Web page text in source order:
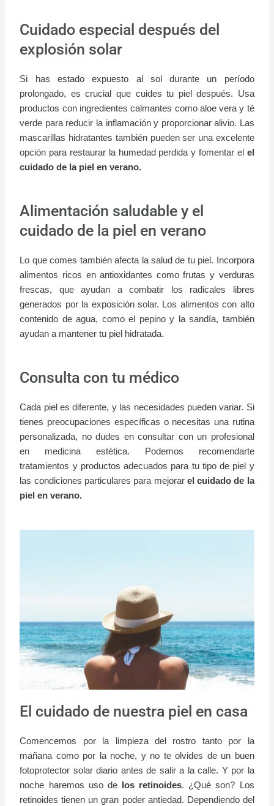
Cuidado especial después del
explosión solar
Si has estado expuesto al sol durante un período
prolongado, es crucial que cuides tu piel después. Usa
productos con ingredientes calmantes como aloe vera y té
verde para reducir la inflamación y proporcionar alivio. Las
mascarillas hidratantes también pueden ser una excelente
opción para restaurar la humedad perdida y fomentar el el
cuidado de la piel en verano.
Alimentación saludable y el
cuidado de la piel en verano
Lo que comes también afecta la salud de tu piel. Incorpora
alimentos ricos en antioxidantes como frutas y verduras
frescas, que ayudan a combatir los radicales libres
generados por la exposición solar. Los alimentos con alto
contenido de agua, como el pepino y la sandía, también
ayudan a mantener tu piel hidratada.
Consulta con tu médico
Cada piel es diferente, y las necesidades pueden variar. Si
tienes preocupaciones específicas o necesitas una rutina
personalizada, no dudes en consultar con un profesional
en medicina estética. Podemos recomendarte
tratamientos y productos adecuados para tu tipo de piel y
las condiciones particulares para mejorar el cuidado de la
piel en verano.
El cuidado de nuestra piel en casa
Comencemos por la limpieza del rostro tanto por la
mañana como por la noche, y no te olvides de un buen
fotoprotector solar diario antes de salir a la calle. Y por la
noche haremos uso de los retinoides. ¿Qué son? Los
retinoides tienen un gran poder antiedad. Dependiendo del